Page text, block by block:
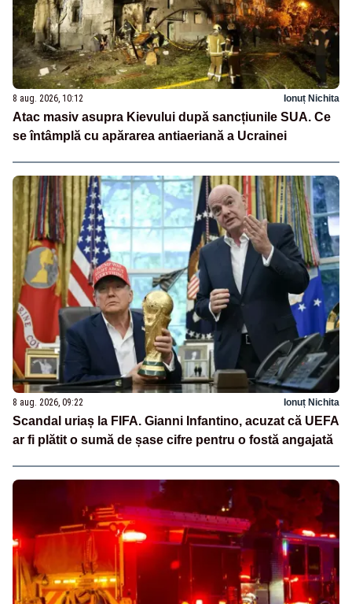
8 aug. 2026, 10:12 Ionuț Nichita
Atac masiv asupra Kievului după sancțiunile SUA. Ce
se întâmplă cu apărarea antiaeriană a Ucrainei
8 aug. 2026, 09:22 Ionuț Nichita
Scandal uriaș la FIFA. Gianni Infantino, acuzat că UEFA
ar fi plătit o sumă de șase cifre pentru o fostă angajată